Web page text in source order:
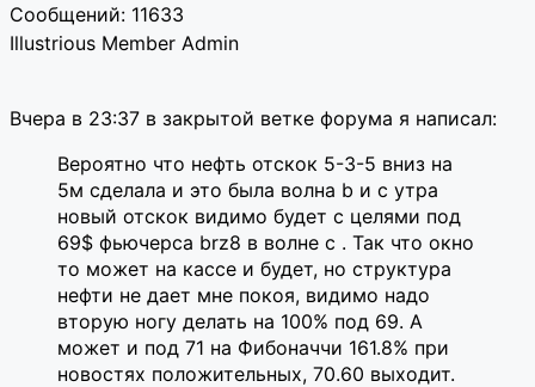
Сообщений: 11633
Illustrious Member Admin
Вчера в 23:37 в закрытой ветке форума я написал:
Вероятно что нефть отскок 5-3-5 вниз на
5м сделала и это была волна b и с утра
новый отскок видимо будет с целями под
69$ фьючерса brz8 в волне с . Так что окно
то может на кассе и будет, но структура
нефти не дает мне покоя, видимо надо
вторую ногу делать на 100% под 69. А
может и под 71 на Фибоначчи 161.8% при
новостях положительных, 70.60 выходит.